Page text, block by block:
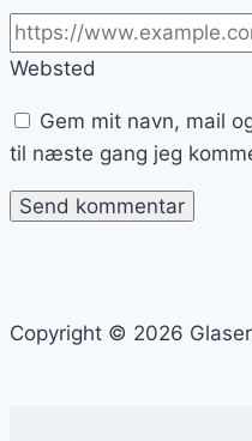
Websted
Gem mit navn, mail
til næste gang jeg
Copyright © 2026